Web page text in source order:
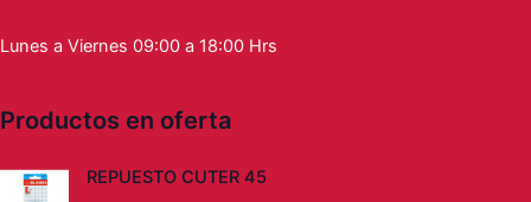
Lunes a Viernes 09:00 a 18:00 Hrs
Productos en oferta
REPUESTO CUTER 45
El
precio
El
precio